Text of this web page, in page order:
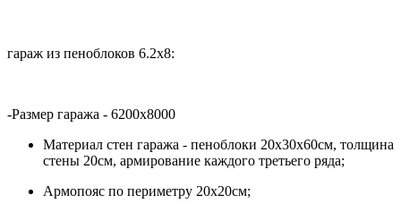
гараж из пеноблоков 6.2х8:
-Размер гаража - 6200х8000
Материал стен гаража - пеноблоки 20х30х60см, толщина
стены 20см, армирование каждого третьего ряда;
Армопояс по периметру 20х20см;